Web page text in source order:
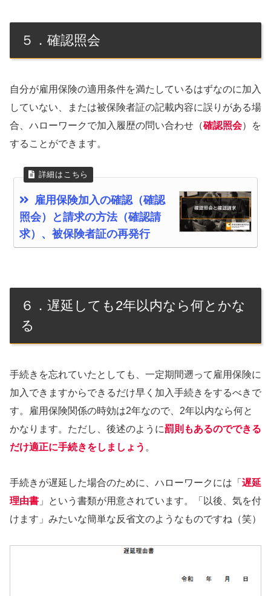
５．確認照会
自分が雇用保険の適用条件を満たしているはずなのに加入
していない、または被保険者証の記載内容に誤りがある場
合、ハローワークで加入履歴の問い合わせ（確認照会）を
することができます。
雇用保険加入の確認（確認
照会）と請求の方法（確認請
求）、被保険者証の再発行
６．遅延しても2年以内なら何とかな
る
手続きを忘れていたとしても、一定期間遡って雇用保険に
加入できますからできるだけ早く加入手続きをするべきで
す。雇用保険関係の時効は2年なので、2年以内なら何と
かなります。ただし、後述のように罰則もあるのでできる
だけ適正に手続きをしましょう 。
手続きが遅延した場合のために、ハローワークには「 遅延
理由書 」という書類が用意されています。「以後、気を付
けます」みたいな簡単な反省文のようなものですね（笑）